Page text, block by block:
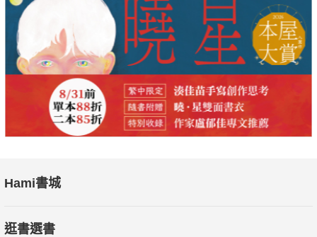
Hami書城
逛書選書